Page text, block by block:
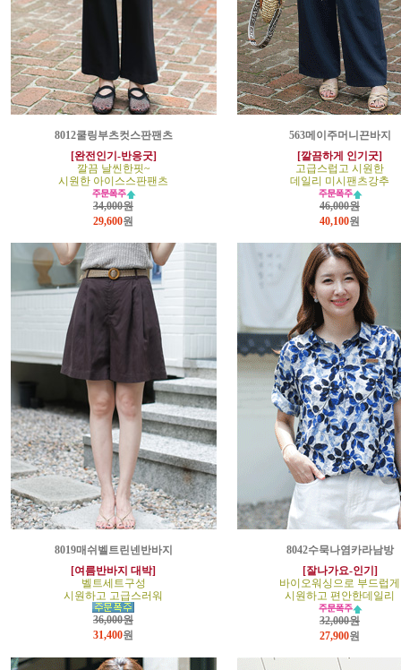
8012쿨링부츠컷스판팬츠
[완전인기-반응굿]
깔끔 날씬한핏~
시원한 아이스스판팬츠
34,000원
29,600원
563메이주머니끈바지
[깔끔하게 인기굿]
고급스럽고 시원한
데일리 미시팬츠강추
46,000원
40,100원
8019매쉬벨트린넨반바지
[여름반바지 대박]
벨트세트구성
시원하고 고급스러워
36,000원
31,400원
8042수묵나염카라남방
[잘나가요-인기]
바이오워싱으로 부드럽게
시원하고 편안한데일리
32,000원
27,900원